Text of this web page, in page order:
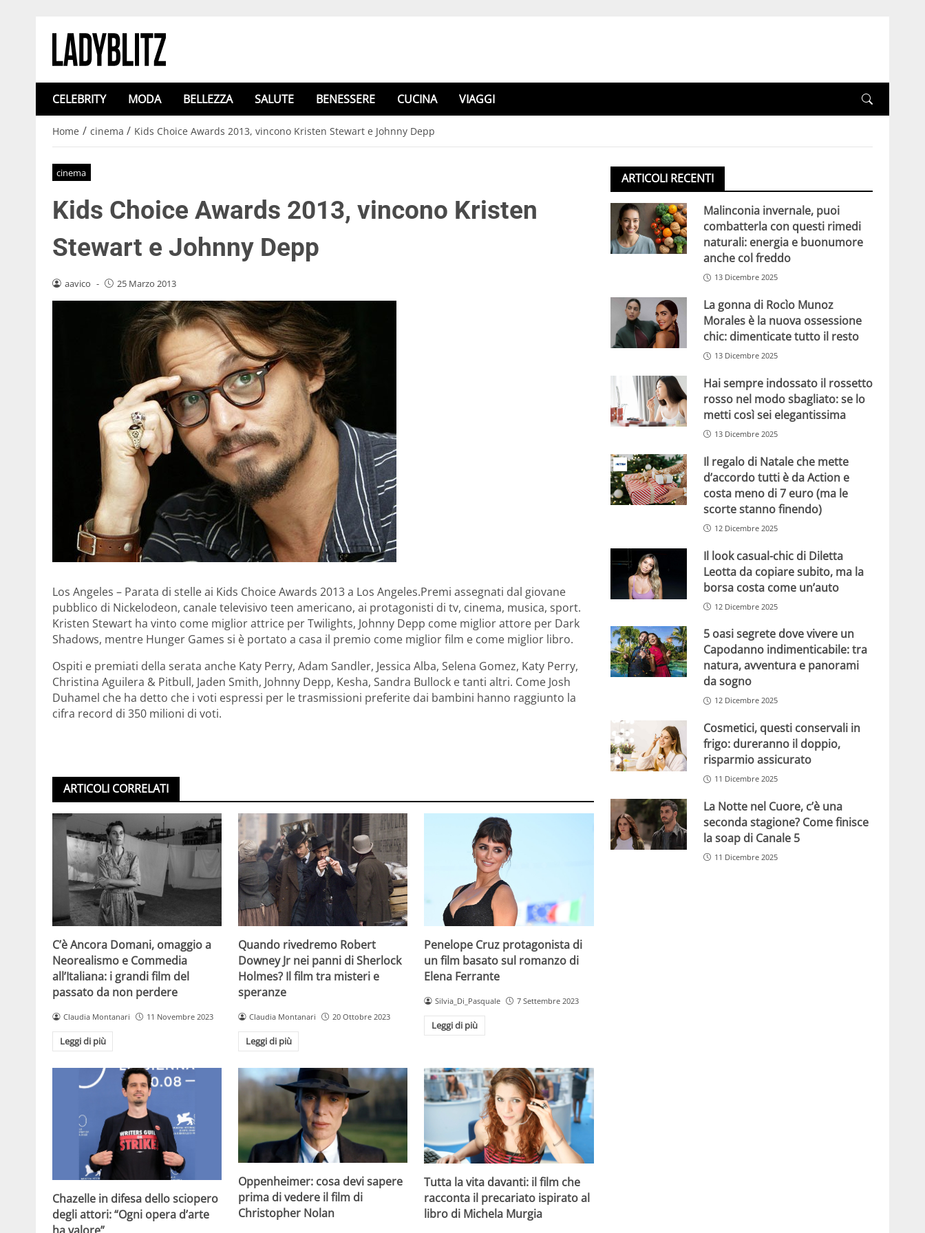
CELEBRITY MODA BELLEZZA SALUTE BENESSERE CUCINA VIAGGI
Home / cinema / Kids Choice Awards 2013, vincono Kristen Stewart e Johnny Depp
cinema
Kids Choice Awards 2013, vincono Kristen
Stewart e Johnny Depp
aavico - 25 Marzo 2013
Los Angeles – Parata di stelle ai Kids Choice Awards 2013 a Los Angeles.Premi assegnati dal giovane
pubblico di Nickelodeon, canale televisivo teen americano, ai protagonisti di tv, cinema, musica, sport.
Kristen Stewart ha vinto come miglior attrice per Twilights, Johnny Depp come miglior attore per Dark
Shadows, mentre Hunger Games si è portato a casa il premio come miglior film e come miglior libro.
Ospiti e premiati della serata anche Katy Perry, Adam Sandler, Jessica Alba, Selena Gomez, Katy Perry,
Christina Aguilera & Pitbull, Jaden Smith, Johnny Depp, Kesha, Sandra Bullock e tanti altri. Come Josh
Duhamel che ha detto che i voti espressi per le trasmissioni preferite dai bambini hanno raggiunto la
cifra record di 350 milioni di voti.
ARTICOLI CORRELATI
C’è Ancora Domani, omaggio a
Neorealismo e Commedia
all’Italiana: i grandi film del
passato da non perdere
Claudia Montanari 11 Novembre 2023
Leggi di più
Quando rivedremo Robert
Downey Jr nei panni di Sherlock
Holmes? Il film tra misteri e
speranze
Claudia Montanari 20 Ottobre 2023
Leggi di più
Penelope Cruz protagonista di
un film basato sul romanzo di
Elena Ferrante
Silvia_Di_Pasquale 7 Settembre 2023
Leggi di più
Chazelle in difesa dello sciopero
degli attori: “Ogni opera d’arte
ha valore”
Oppenheimer: cosa devi sapere
prima di vedere il film di
Christopher Nolan
Tutta la vita davanti: il film che
racconta il precariato ispirato al
libro di Michela Murgia
ARTICOLI RECENTI
Malinconia invernale, puoi
combatterla con questi rimedi
naturali: energia e buonumore
anche col freddo
13 Dicembre 2025
La gonna di Rocìo Munoz
Morales è la nuova ossessione
chic: dimenticate tutto il resto
13 Dicembre 2025
Hai sempre indossato il rossetto
rosso nel modo sbagliato: se lo
metti così sei elegantissima
13 Dicembre 2025
Il regalo di Natale che mette
d’accordo tutti è da Action e
costa meno di 7 euro (ma le
scorte stanno finendo)
12 Dicembre 2025
Il look casual-chic di Diletta
Leotta da copiare subito, ma la
borsa costa come un’auto
12 Dicembre 2025
5 oasi segrete dove vivere un
Capodanno indimenticabile: tra
natura, avventura e panorami
da sogno
12 Dicembre 2025
Cosmetici, questi conservali in
frigo: dureranno il doppio,
risparmio assicurato
11 Dicembre 2025
La Notte nel Cuore, c’è una
seconda stagione? Come finisce
la soap di Canale 5
11 Dicembre 2025